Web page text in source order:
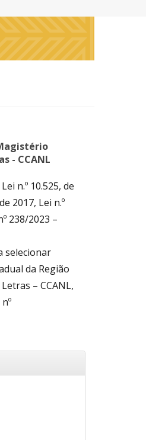
- CCANL
n.º 10.525, de
2017, Lei n.º
238/2023 –
selecionar
da Região
– CCANL,